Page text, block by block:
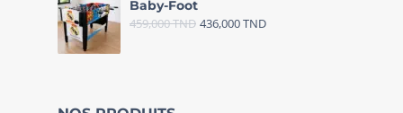
Baby-Foot
459,000TND 436,000TND